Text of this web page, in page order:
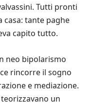
Tutti pronti
casa: tante paghe
capito tutto.
neo bipolarismo
rincorre il sogno
e mediazione.
un